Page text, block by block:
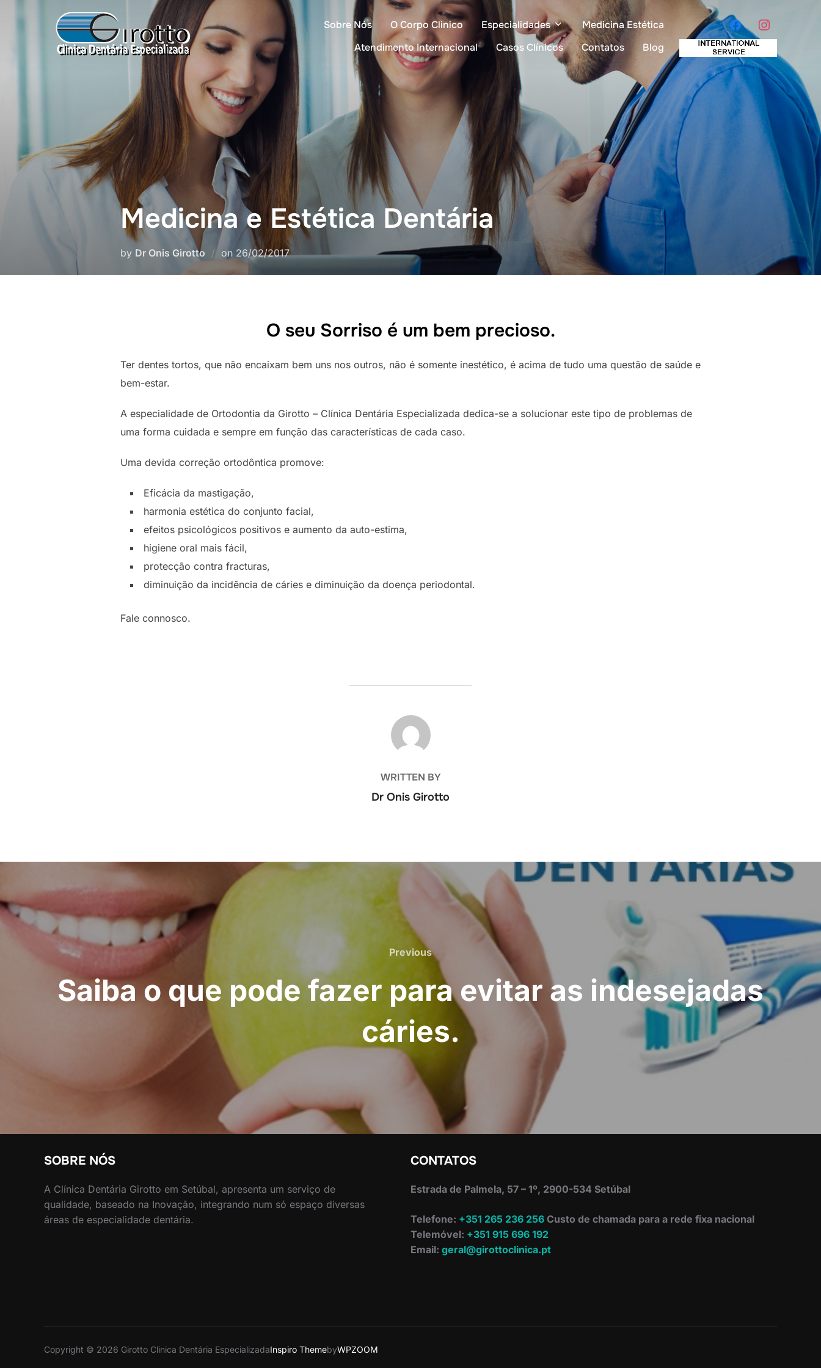
Sobre Nós O Corpo Clinico Especialidades
Medicina Estética
Atendimento Internacional
Casos Clínicos Contatos Blog
Medicina e Estética Dentária
by Dr Onis Girotto on 26/02/2017
O seu Sorriso é um bem precioso.
Ter dentes tortos, que não encaixam bem uns nos outros, não é somente inestético, é acima de tudo uma questão de saúde e
bem-estar.
A especialidade de Ortodontia da Girotto – Clínica Dentária Especializada dedica-se a solucionar este tipo de problemas de
uma forma cuidada e sempre em função das características de cada caso.
Uma devida correção ortodôntica promove:
Eficácia da mastigação,
harmonia estética do conjunto facial,
efeitos psicológicos positivos e aumento da auto-estima,
higiene oral mais fácil,
protecção contra fracturas,
diminuição da incidência de cáries e diminuição da doença periodontal.
Fale connosco.
POST AUTHOR
WRITTEN BY
Dr Onis Girotto
Previous
Saiba o que pode fazer para evitar as indesejadas
cáries.
SOBRE NÓS
A Clínica Dentária Girotto em Setúbal, apresenta um serviço de
qualidade, baseado na Inovação, integrando num só espaço diversas
áreas de especialidade dentária.
CONTATOS
Estrada de Palmela, 57 – 1º, 2900-534 Setúbal
Telefone: +351 265 236 256 Custo de chamada para a rede fixa nacional
Telemóvel: +351 915 696 192
Email: geral@girottoclinica.pt
Copyright © 2026 Girotto Clinica Dentária EspecializadaInspiro ThemebyWPZOOM